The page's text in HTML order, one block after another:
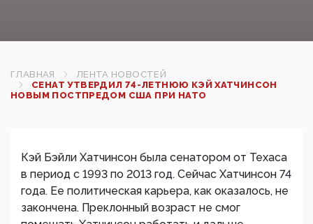
ГЛАВНАЯ
ЛЕНТА НОВОСТЕЙ
СЕНАТ УТВЕРДИЛ 74-ЛЕТНЮЮ КЭЙ ХАТЧИНСОН
НОВЫМ ПОСТПРЕДОМ США ПРИ НАТО
Кэй Бэйли Хатчинсон была сенатором от Техаса
в период с 1993 по 2013 год. Сейчас Хатчинсон 74
года. Ее политическая карьера, как оказалось, не
закончена. Преклонный возраст не смог